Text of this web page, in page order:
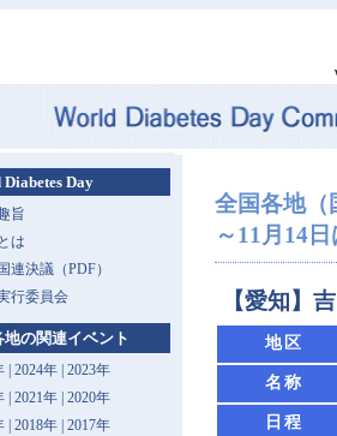
全国各地（
～11月14
【愛知】
地区
名称
日程
Day
旨
は
連決議（PDF）
行委員会
地の関連イベント
| 2024年| 2023年
| 2021年| 2020年
| 2018年| 2017年